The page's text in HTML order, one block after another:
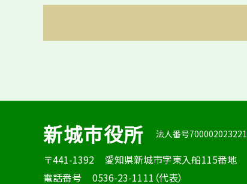
新城市役所 法人番号
〒441-1392
愛知県新城市字東入船115番地
電話番号
0536-23-1111（代表）